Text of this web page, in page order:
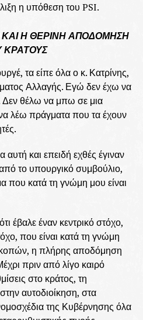
η υπόθεση του PSI.
ΚΑΙ Η ΘΕΡΙΝΗ ΑΠΟΔΟΜΗΣΗ
ΚΡΑΤΟΥΣ
τα είπε όλα ο κ. Κατρίνης,
Αλλαγής. Εγώ δεν έχω να
Δεν θέλω να μπω σε μια
λέω πράγματα που τα έχουν
και επειδή εχθές έγιναν
το υπουργικό συμβούλιο,
που κατά τη γνώμη μου είναι
έβαλε έναν κεντρικό στόχο,
που είναι κατά τη γνώμη
η πλήρης αποδόμηση
πριν από λίγο καιρό
στο κράτος, τη
αυτοδιοίκηση, στα
της Κυβέρνησης όλα